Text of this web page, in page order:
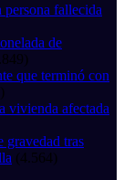
fallecida
de
que terminó con
vivienda afectada
gravedad tras
(4.564)